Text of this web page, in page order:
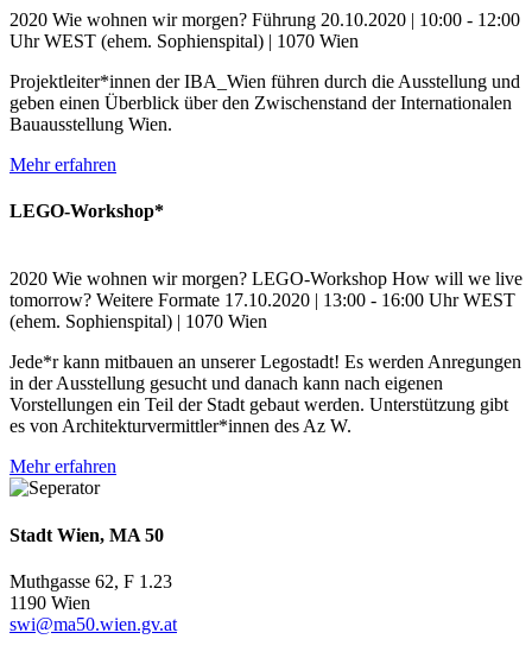
2020 Wie wohnen wir morgen? Führung 20.10.2020 | 10:00 - 12:00
Uhr WEST (ehem. Sophienspital) | 1070 Wien
Projektleiter*innen der IBA_Wien führen durch die Ausstellung und
geben einen Überblick über den Zwischenstand der Internationalen
Bauausstellung Wien.
Mehr erfahren
LEGO-Workshop*
2020 Wie wohnen wir morgen? LEGO-Workshop How will we live
tomorrow? Weitere Formate 17.10.2020 | 13:00 - 16:00 Uhr WEST
(ehem. Sophienspital) | 1070 Wien
Jede*r kann mitbauen an unserer Legostadt! Es werden Anregungen
in der Ausstellung gesucht und danach kann nach eigenen
Vorstellungen ein Teil der Stadt gebaut werden. Unterstützung gibt
es von Architekturvermittler*innen des Az W.
Mehr erfahren
Stadt Wien, MA 50
Muthgasse 62, F 1.23
1190 Wien
swi@ma50.wien.gv.at